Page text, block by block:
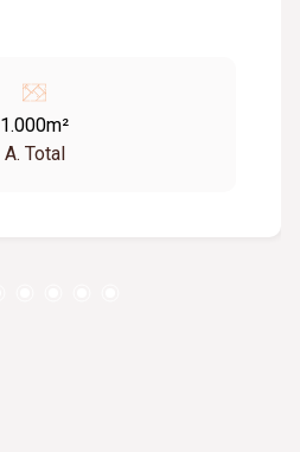
1.000m²
A. Total